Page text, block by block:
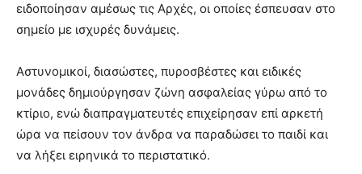
ειδοποίησαν αμέσως τις Αρχές, οι οποίες έσπευσαν στο
σημείο με ισχυρές δυνάμεις.
Αστυνομικοί, διασώστες, πυροσβέστες και ειδικές
μονάδες δημιούργησαν ζώνη ασφαλείας γύρω από το
κτίριο, ενώ διαπραγματευτές επιχείρησαν επί αρκετή
ώρα να πείσουν τον άνδρα να παραδώσει το παιδί και
να λήξει ειρηνικά το περιστατικό.